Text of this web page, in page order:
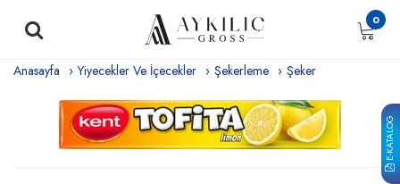
E-KATALOG
0
Anasayfa Yiyecekler Ve İçecekler Şekerleme Şeker